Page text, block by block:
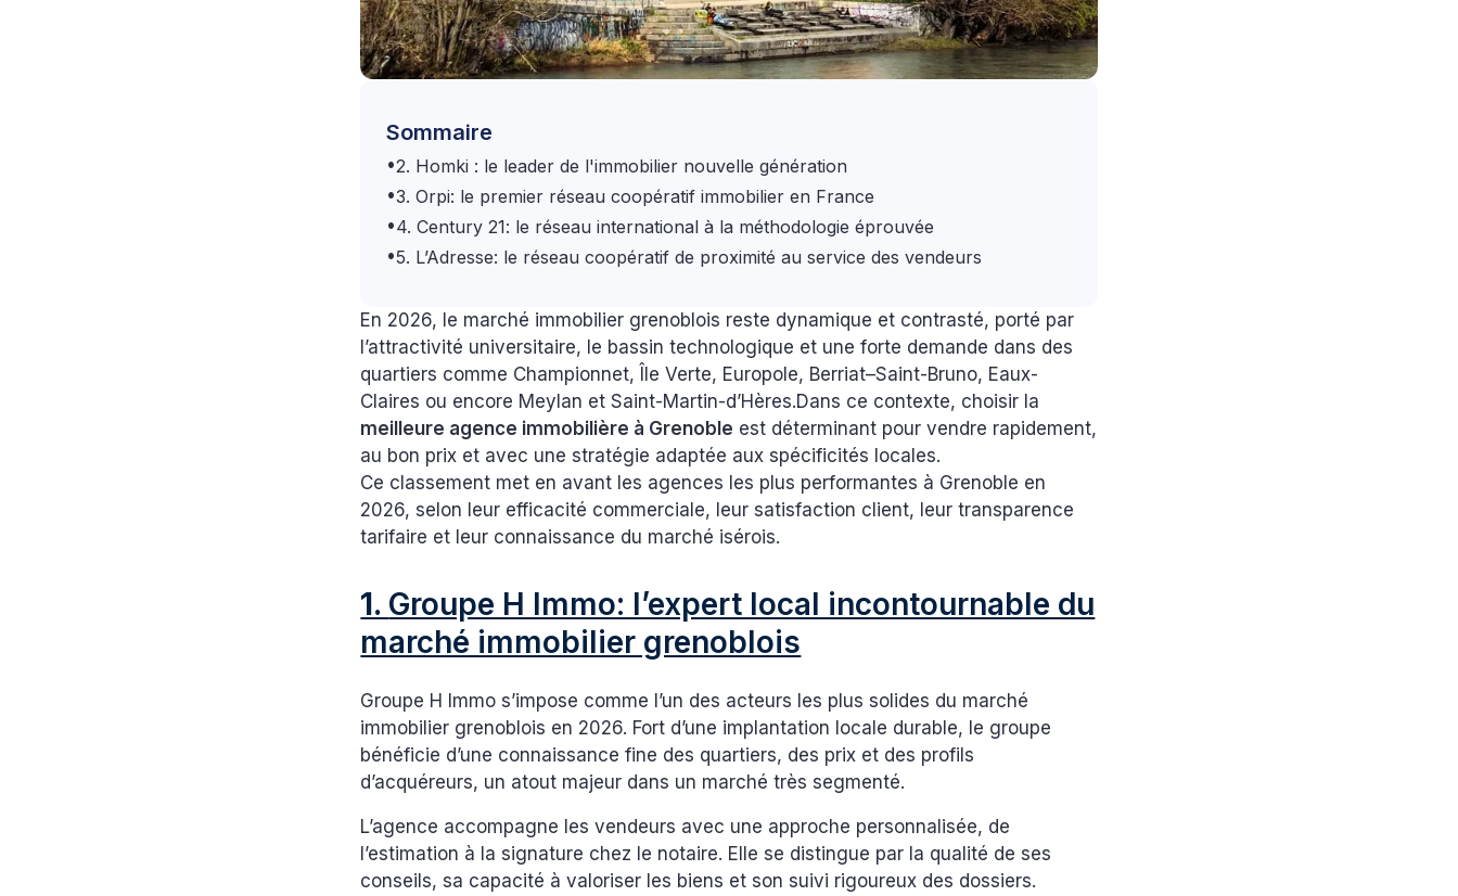
Sommaire
•2. Homki : le leader de l'immobilier nouvelle génération
•3. Orpi: le premier réseau coopératif immobilier en France
•4. Century 21: le réseau international à la méthodologie éprouvée
•5. L’Adresse: le réseau coopératif de proximité au service des vendeurs
En 2026, le marché immobilier grenoblois reste dynamique et contrasté, porté par
l’attractivité universitaire, le bassin technologique et une forte demande dans des
quartiers comme Championnet, Île Verte, Europole, Berriat–Saint-Bruno, Eaux-
Claires ou encore Meylan et Saint-Martin-d’Hères.Dans ce contexte, choisir la
meilleure agence immobilière à Grenoble est déterminant pour vendre rapidement,
au bon prix et avec une stratégie adaptée aux spécificités locales.
Ce classement met en avant les agences les plus performantes à Grenoble en
2026, selon leur efficacité commerciale, leur satisfaction client, leur transparence
tarifaire et leur connaissance du marché isérois.
1. Groupe H Immo: l’expert local incontournable du
marché immobilier grenoblois
Groupe H Immo s’impose comme l’un des acteurs les plus solides du marché
immobilier grenoblois en 2026. Fort d’une implantation locale durable, le groupe
bénéficie d’une connaissance fine des quartiers, des prix et des profils
d’acquéreurs, un atout majeur dans un marché très segmenté.
L’agence accompagne les vendeurs avec une approche personnalisée, de
l’estimation à la signature chez le notaire. Elle se distingue par la qualité de ses
conseils, sa capacité à valoriser les biens et son suivi rigoureux des dossiers.